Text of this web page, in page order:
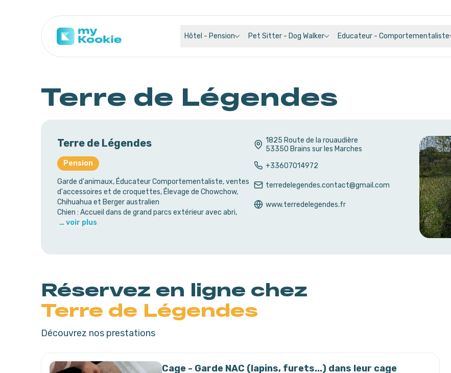
Hôtel - Pension Pet Sitter - Dog Walker Educateur - Comportementaliste
Terre de Légendes
Terre de Légendes
Pension
Garde d'animaux, Éducateur Comportementaliste, ventes
d'accessoires et de croquettes, Élevage de Chowchow,
Chihuahua et Berger australien
Chien : Accueil dans de grand parcs extérieur avec abri,
… voir plus
1825 Route de la rouaudière
53350 Brains sur les Marches
+33607014972
terredelegendes.contact@gmail.com
www.terredelegendes.fr
Réservez en ligne chez
Terre de Légendes
Découvrez nos prestations
Cage - Garde NAC (lapins, furets...) dans leur cage